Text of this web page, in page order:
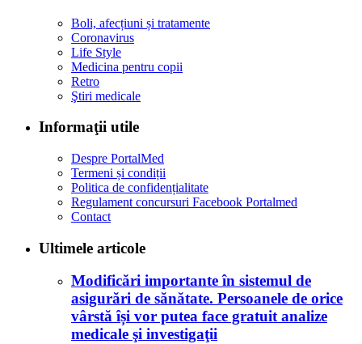
Boli, afecțiuni și tratamente
Coronavirus
Life Style
Medicina pentru copii
Retro
Ştiri medicale
Informaţii utile
Despre PortalMed
Termeni și condiții
Politica de confidențialitate
Regulament concursuri Facebook Portalmed
Contact
Ultimele articole
Modificări importante în sistemul de
asigurări de sănătate. Persoanele de orice
vârstă își vor putea face gratuit analize
medicale şi investigaţii